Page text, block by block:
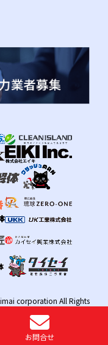
corporation All Rights
お問合せ